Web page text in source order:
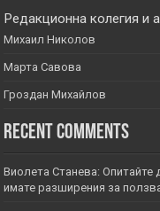
Редакционна колегия и
Михаил Николов
Марта Савова
Гроздан Михайлов
Recent Comments
Виолета Станева: Опитайте
имате разширения за